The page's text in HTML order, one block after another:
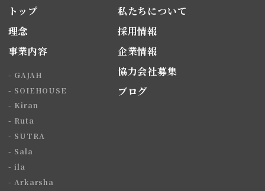
トップ
理念
事業内容
GAJAH
SOIEHOUSE
Kiran
Ruta
SUTRA
Sala
ila
Arkarsha
私たちについて
採用情報
企業情報
協力会社募集
ブログ